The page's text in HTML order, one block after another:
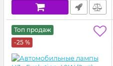
Топ продаж
-25 %